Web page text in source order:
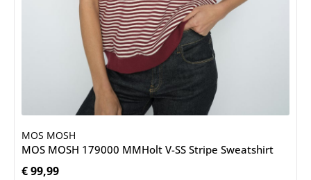
MOS MOSH
MOS MOSH 179000 MMHolt V-SS Stripe Sweatshirt
Normale prijs:
€ 99,99